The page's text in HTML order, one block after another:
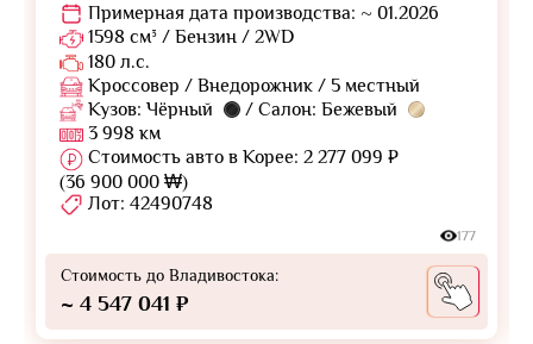
Примерная дата производства: ~ 01.2026
1598 см³ / Бензин / 2WD
180 л.с.
Кроссовер / Внедорожник / 5 местный
Кузов: Чёрный
/ Салон: Бежевый
3 998 км
Стоимость авто в Корее: 2 277 099 ₽
(36 900 000 ₩)
Лот: 42490748
177
Стоимость до Владивостока:
~ 4 547 041 ₽